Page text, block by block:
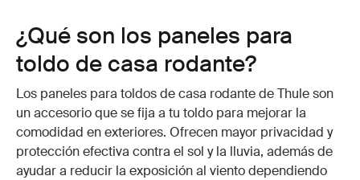
¿Qué son los paneles para
toldo de casa rodante?
Los paneles para toldos de casa rodante de Thule son
un accesorio que se fija a tu toldo para mejorar la
comodidad en exteriores. Ofrecen mayor privacidad y
protección efectiva contra el sol y la lluvia, además de
ayudar a reducir la exposición al viento dependiendo